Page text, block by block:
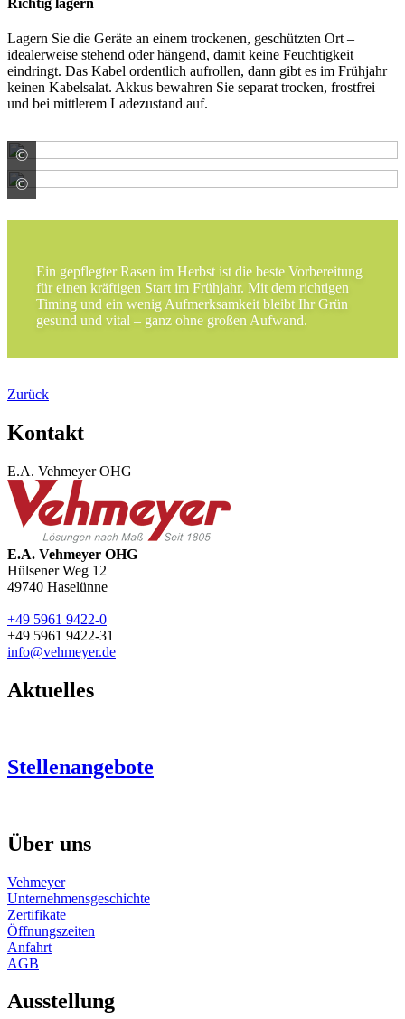
Richtig lagern
Lagern Sie die Geräte an einem trockenen, geschützten Ort –
idealerweise stehend oder hängend, damit keine Feuchtigkeit
eindringt. Das Kabel ordentlich aufrollen, dann gibt es im Frühjahr
keinen Kabelsalat. Akkus bewahren Sie separat trocken, frostfrei
und bei mittlerem Ladezustand auf.
© © ronstik/ stock.adobe.com
© © Itxu/ stock.adobe.com
Ein gepflegter Rasen im Herbst ist die beste Vorbereitung
für einen kräftigen Start im Frühjahr. Mit dem richtigen
Timing und ein wenig Aufmerksamkeit bleibt Ihr Grün
gesund und vital – ganz ohne großen Aufwand.
Zurück
Kontakt
E.A. Vehmeyer OHG
E.A. Vehmeyer OHG
Hülsener Weg 12
49740 Haselünne
+49 5961 9422-0
+49 5961 9422-31
info@vehmeyer.de
Aktuelles
Stellenangebote
Über uns
Vehmeyer
Unternehmensgeschichte
Zertifikate
Öffnungszeiten
Anfahrt
AGB
Ausstellung